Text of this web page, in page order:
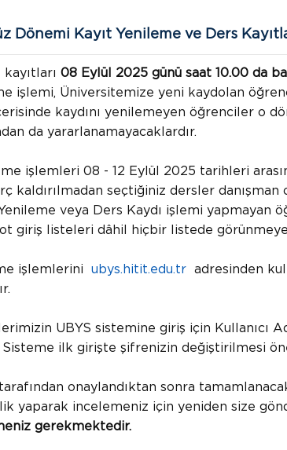
Dönemi Kayıt Yenileme ve Ders
08 Eylül 2025 günü saat 10.00 da
işlemi, Üniversitemize yeni kaydolan
kaydını yenilemeyen öğrenciler o
da yararlanamayacaklardır.
işlemleri 08 - 12 Eylül 2025 tarihleri
kaldırılmadan seçtiğiniz dersler
veya Ders Kaydı işlemi
giriş listeleri dâhil hiçbir listede
işlemlerini ubys.hitit.edu.tr adresinden
UBYS sistemine giriş için Kullanıcı
Sisteme ilk girişte şifrenizin değiştirilmesi
onaylandıktan sonra
yaparak incelemeniz için yeniden size
gerekmektedir.